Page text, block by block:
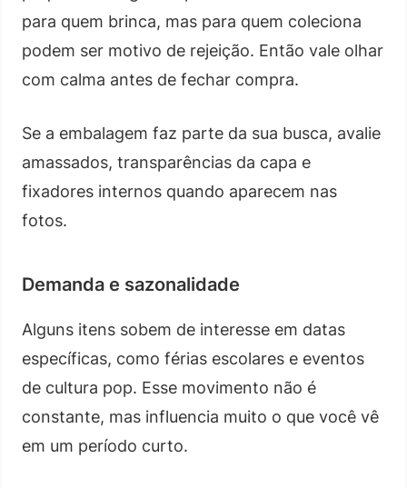
para quem brinca, mas para quem coleciona
podem ser motivo de rejeição. Então vale olhar
com calma antes de fechar compra.
Se a embalagem faz parte da sua busca, avalie
amassados, transparências da capa e
fixadores internos quando aparecem nas
fotos.
Demanda e sazonalidade
Alguns itens sobem de interesse em datas
específicas, como férias escolares e eventos
de cultura pop. Esse movimento não é
constante, mas influencia muito o que você vê
em um período curto.